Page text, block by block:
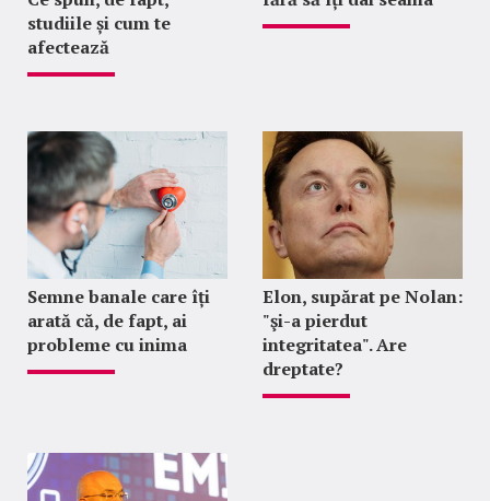
studiile și cum te
afectează
Semne banale care îți
arată că, de fapt, ai
probleme cu inima
Elon, supărat pe Nolan:
"şi-a pierdut
integritatea". Are
dreptate?